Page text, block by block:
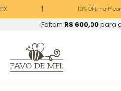
10% OFF na 1ª
Faltam R$ 600,00para